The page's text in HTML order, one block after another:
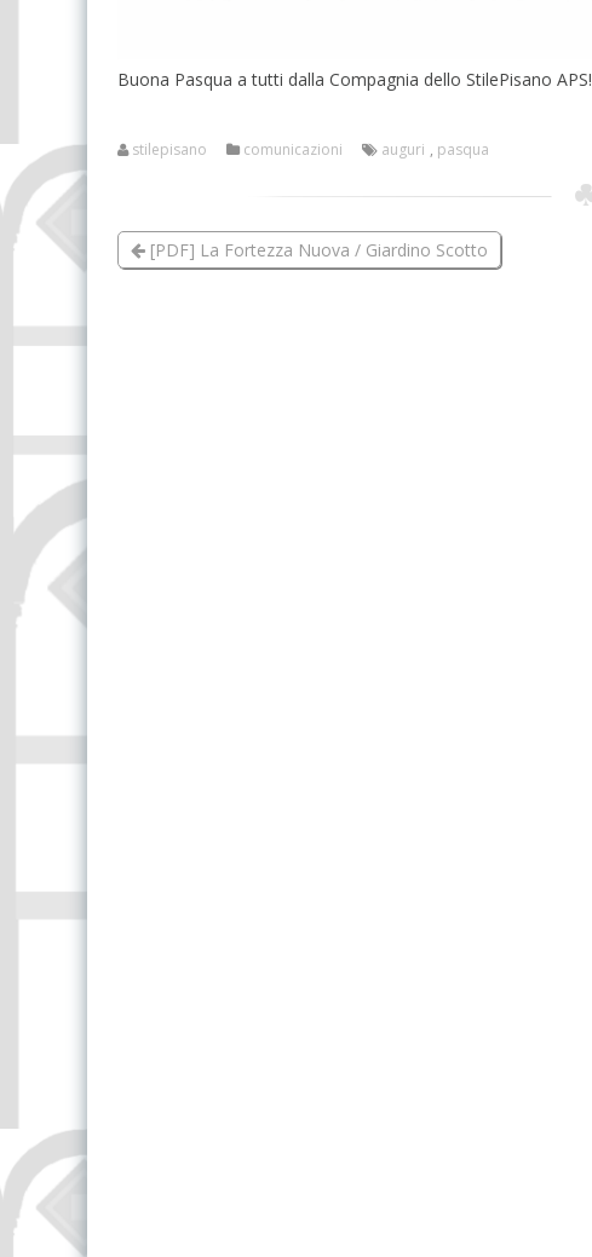
Buona Pasqua a tutti dalla Compagnia dello StilePisano APS!
stilepisano comunicazioni auguri , pasqua
[PDF] La Fortezza Nuova / Giardino Scotto